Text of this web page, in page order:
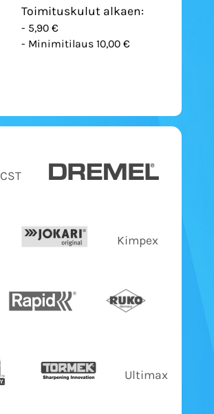
Toimituskulut alkaen:
- 5,90 €
- Minimitilaus 10,00 €
CST
Kimpex
Ultimax